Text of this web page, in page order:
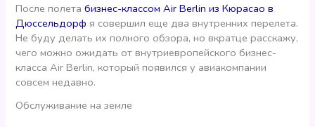
После полетабизнес-классом Air Berlin из Кюрасао в
Дюссельдорф я совершил еще два внутренних перелета.
Не буду делать их полного обзора, но вкратце расскажу,
чего можно ожидать от внутриевропейского бизнес-
класса Air Berlin, который появился у авиакомпании
совсем недавно.
Обслуживание на земле